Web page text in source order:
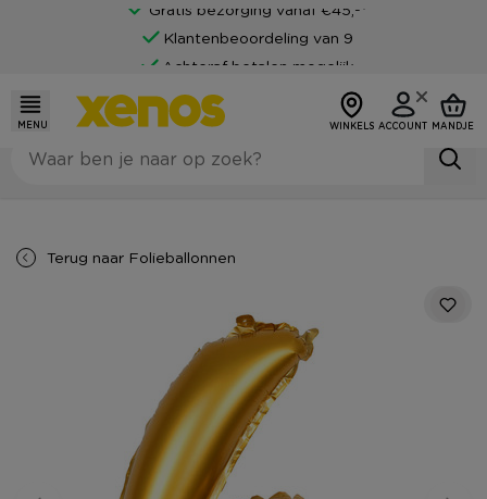
Gratis bezorging vanaf €45,-*
Klantenbeoordeling van 9
Achteraf betalen mogelijk
MENU WINKELS ACCOUNT MANDJE
Terug naar Folieballonnen